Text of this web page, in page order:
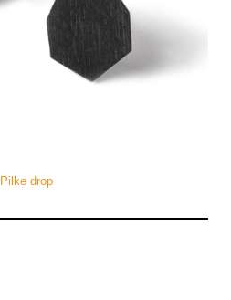
Pilke drop